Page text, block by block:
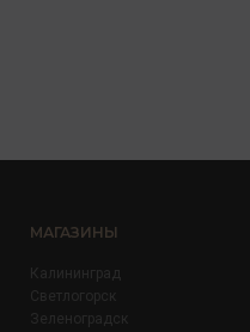
МАГАЗИНЫ
Калининград
Светлогорск
Зеленоградск